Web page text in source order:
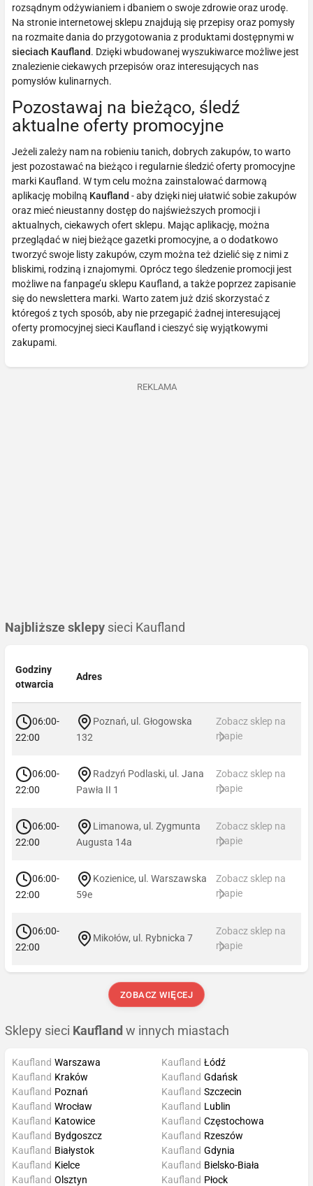
rozsądnym odżywianiem i dbaniem o swoje zdrowie oraz urodę.
Na stronie internetowej sklepu znajdują się przepisy oraz pomysły
na rozmaite dania do przygotowania z produktami dostępnymi w
sieciach Kaufland. Dzięki wbudowanej wyszukiwarce możliwe jest
znalezienie ciekawych przepisów oraz interesujących nas
pomysłów kulinarnych.
Pozostawaj na bieżąco, śledź
aktualne oferty promocyjne
Jeżeli zależy nam na robieniu tanich, dobrych zakupów, to warto
jest pozostawać na bieżąco i regularnie śledzić oferty promocyjne
marki Kaufland. W tym celu można zainstalować darmową
aplikację mobilną Kaufland - aby dzięki niej ułatwić sobie zakupów
oraz mieć nieustanny dostęp do najświeższych promocji i
aktualnych, ciekawych ofert sklepu. Mając aplikację, można
przeglądać w niej bieżące gazetki promocyjne, a o dodatkowo
tworzyć swoje listy zakupów, czym można też dzielić się z nimi z
bliskimi, rodziną i znajomymi. Oprócz tego śledzenie promocji jest
możliwe na fanpage’u sklepu Kaufland, a także poprzez zapisanie
się do newslettera marki. Warto zatem już dziś skorzystać z
któregoś z tych sposób, aby nie przegapić żadnej interesującej
oferty promocyjnej sieci Kaufland i cieszyć się wyjątkowymi
zakupami.
REKLAMA
Najbliższe sklepy sieci Kaufland
Godziny
otwarcia
Adres
06:00-
22:00
Poznań, ul. Głogowska
132
Zobacz sklep na
mapie
06:00-
22:00
Radzyń Podlaski, ul. Jana
Pawła II 1
Zobacz sklep na
mapie
06:00-
22:00
Limanowa, ul. Zygmunta
Augusta 14a
Zobacz sklep na
mapie
06:00-
22:00
Kozienice, ul. Warszawska
59e
Zobacz sklep na
mapie
06:00-
22:00
Mikołów, ul. Rybnicka 7
Zobacz sklep na
mapie
ZOBACZ WIĘCEJ
Sklepy sieci Kaufland w innych miastach
Kaufland Warszawa
Kaufland Kraków
Kaufland Poznań
Kaufland Wrocław
Kaufland Łódź
Kaufland Gdańsk
Kaufland Szczecin
Kaufland Lublin
Kaufland Katowice
Kaufland Bydgoszcz
Kaufland Białystok
Kaufland Kielce
Kaufland Częstochowa
Kaufland Rzeszów
Kaufland Gdynia
Kaufland Bielsko-Biała
Kaufland Olsztyn Kaufland Płock